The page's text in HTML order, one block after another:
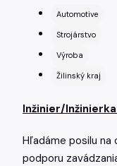
Automotive
Strojárstvo
Výroba
Žilinský kraj
Inžinier/
Hľadáme posilu
podporu